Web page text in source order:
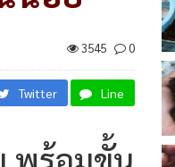
3545 0
Twitter Line